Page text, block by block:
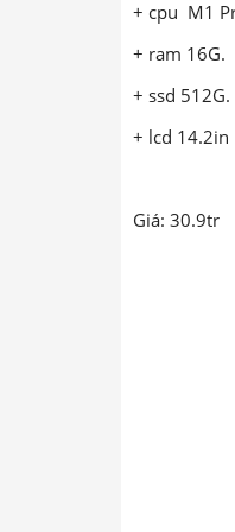
+ cpu M1
+ ram 16G.
+ ssd 512G.
+ lcd 14.2in
Giá: 30.9tr